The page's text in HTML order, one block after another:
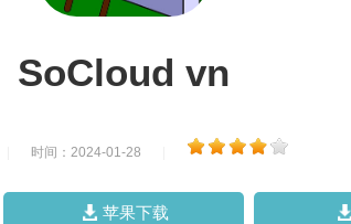
SoCloud vn
时间：2024-01-28
苹果下载